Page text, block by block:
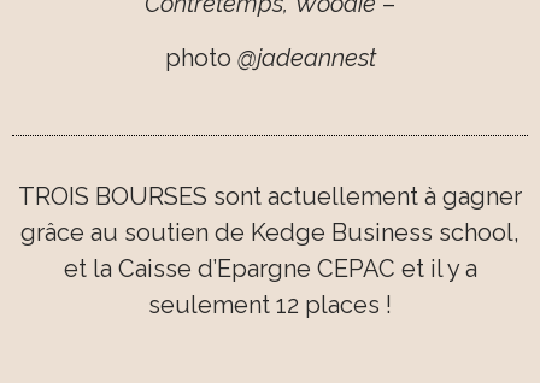
photo
@jadeannest
TROIS BOURSES sont actuellement à gagner
grâce au soutien de Kedge Business school
et la Caisse d’Epargne CEPAC et il y a
seulement 12 places
!